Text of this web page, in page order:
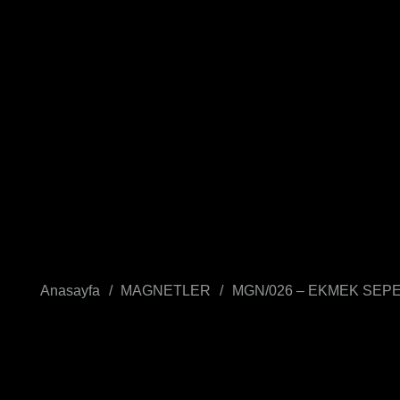
Anasayfa / MAGNETLER / MGN/026 – EKMEK